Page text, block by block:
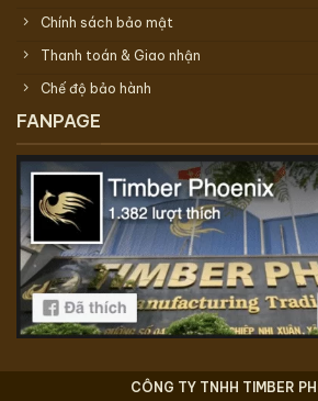
Chính sách bảo mật
Thanh toán & Giao nhận
Chế độ bảo hành
FANPAGE
CÔNG TY TNHH TIMBER